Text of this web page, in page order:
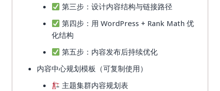
第三步：设计内容结构与链接路径
第四步：用 WordPress + Rank Math 优
化结构
第五步：内容发布后持续优化
内容中心规划模板（可复制使用）
主题集群内容规划表